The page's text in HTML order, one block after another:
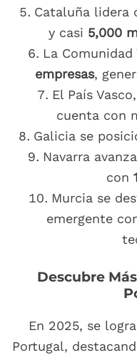
Cataluña lidera
y casi 5,000
La
empresas,
El País
cuenta con
Galicia se
Navarra
con
Murcia se
emergente
Descubre
En 2025, se
Portugal,